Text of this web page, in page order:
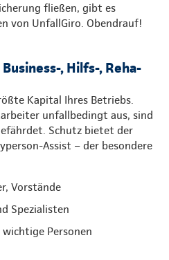
fließen, gibt es
von UnfallGiro. Obendrauf!
, Hilfs-, Reha-
Kapital Ihres Betriebs.
unfallbedingt aus, sind
Schutz bietet der
Assist – der besondere
Vorstände
Spezialisten
Personen